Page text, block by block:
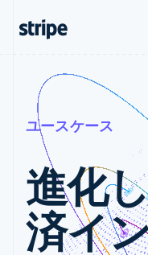
支払い
Payments
オンライン決
済
Managed
Payments
マーチャント
オブレコード
ソリューショ
ン
Payment links
大企
スタ
ユー
エー
ース
API
ライ
ガイ
ブログ
導入
ガイ
サポ
サポ
ユースケース
進化
済イ